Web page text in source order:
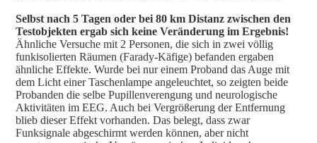
Selbst nach 5 Tagen oder bei 80 km Distanz zwischen den
Testobjekten ergab sich keine Veränderung im Ergebnis!
Ähnliche Versuche mit 2 Personen, die sich in zwei völlig
funkisolierten Räumen (Farady-Käfige) befanden ergaben
ähnliche Effekte. Wurde bei nur einem Proband das Auge mit
dem Licht einer Taschenlampe angeleuchtet, so zeigten beide
Probanden die selbe Pupillenverengung und neurologische
Aktivitäten im EEG. Auch bei Vergrößerung der Entfernung
blieb dieser Effekt vorhanden. Das belegt, dass zwar
Funksignale abgeschirmt werden können, aber nicht